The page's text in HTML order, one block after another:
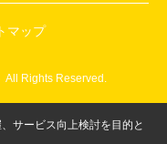
マップ
All Rights Reserved.
サービス向上検討を目的と